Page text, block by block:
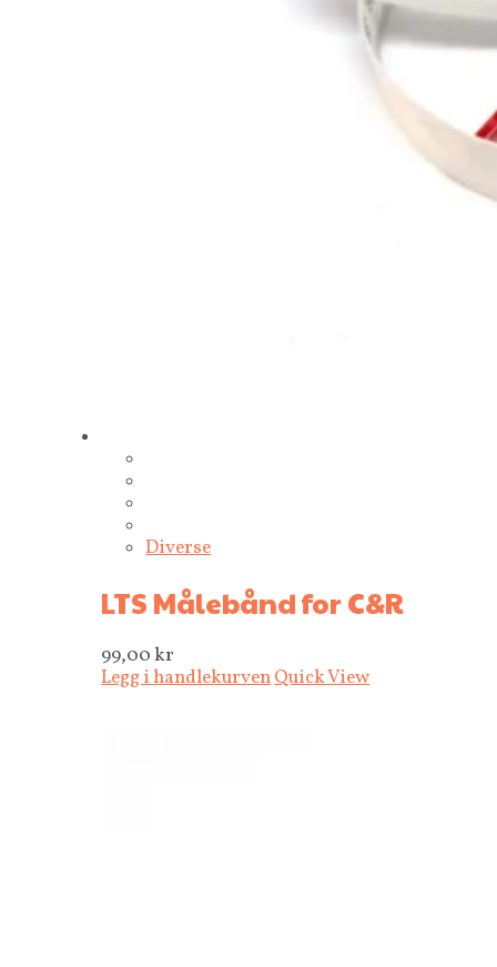
Diverse
LTS Målebånd for C&R
99,00kr
Legg i handlekurvenQuick View